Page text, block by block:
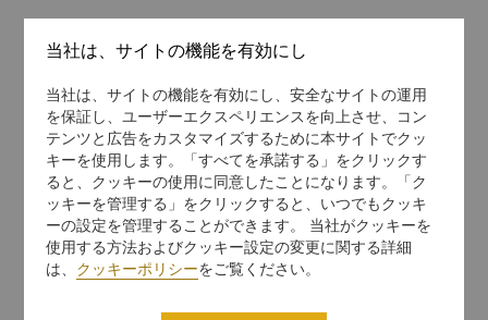
当社は、サイトの機能を有効にし
当社は、サイトの機能を有効にし、安全なサイトの運用
を保証し、ユーザーエクスペリエンスを向上させ、コン
テンツと広告をカスタマイズするために本サイトでクッ
キーを使用します。「すべてを承諾する」をクリックす
ると、クッキーの使用に同意したことになります。「ク
ッキーを管理する」をクリックすると、いつでもクッキ
ーの設定を管理することができます。 当社がクッキーを
使用する方法およびクッキー設定の変更に関する詳細
は、 クッキーポリシーをご覧ください。